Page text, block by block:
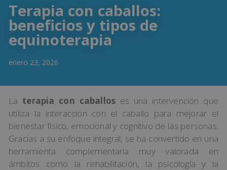
Terapia con caballos:
beneficios y tipos de
equinoterapia
enero 23, 2026
La terapia con caballos es una intervención que
utiliza la interacción con el caballo para mejorar el
bienestar físico, emocional y cognitivo de las personas.
Gracias a su enfoque integral, se ha convertido en una
herramienta complementaria muy valorada en
ámbitos como la rehabilitación, la psicología y la